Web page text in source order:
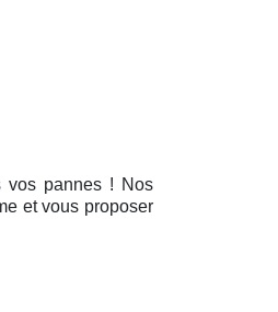
vos pannes ! Nos
et vous proposer